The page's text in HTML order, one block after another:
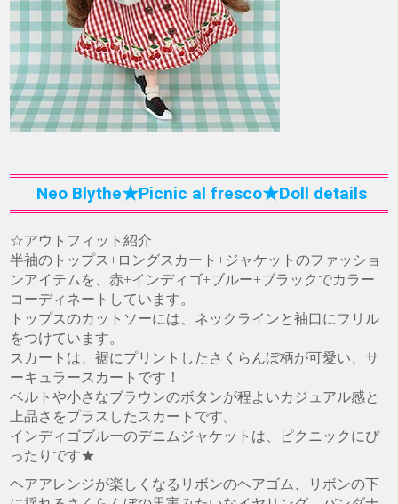
Neo Blythe★Picnic al fresco★Doll details
☆アウトフィット紹介
半袖のトップス+ロングスカート+ジャケットのファッショ
ンアイテムを、赤+インディゴ+ブルー+ブラックでカラー
コーディネートしています。
トップスのカットソーには、ネックラインと袖口にフリル
をつけています。
スカートは、裾にプリントしたさくらんぼ柄が可愛い、サ
ーキュラースカートです！
ベルトや小さなブラウンのボタンが程よいカジュアル感と
上品さをプラスしたスカートです。
インディゴブルーのデニムジャケットは、ピクニックにぴ
ったりです★
ヘアアレンジが楽しくなるリボンのヘアゴム、リボンの下